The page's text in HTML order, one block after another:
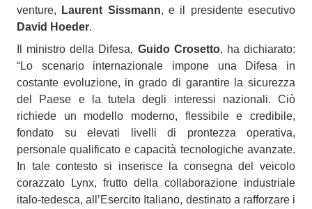
venture,
Laurent Sissmann, e il presidente esecutivo
David Hoeder.
Il ministro della Difesa, Guido Crosetto, ha dichiarato:
“Lo scenario internazionale impone una Difesa in
costante evoluzione, in grado di garantire la sicurezza
del Paese e la tutela degli interessi nazionali. Ciò
richiede un modello moderno, flessibile e credibile,
fondato su elevati livelli di prontezza operativa,
personale qualificato e capacità tecnologiche avanzate.
In tale contesto si inserisce la consegna del veicolo
corazzato Lynx, frutto della collaborazione industriale
italo-tedesca, all’Esercito Italiano, destinato a rafforzare i